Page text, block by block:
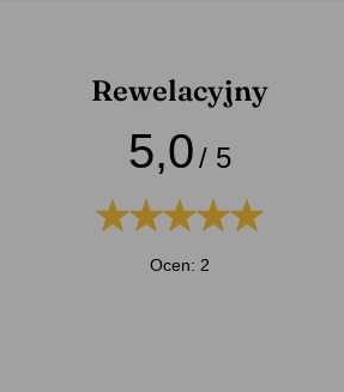
Rewelacyjny
5,0/ 5
Ocen: 2